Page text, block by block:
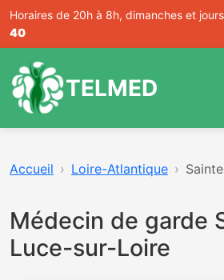
Horaires de 20h à 8h, dimanches et
40
TELMED
Accueil Loire-Atlantique
Médecin de garde
Luce-sur-Loire